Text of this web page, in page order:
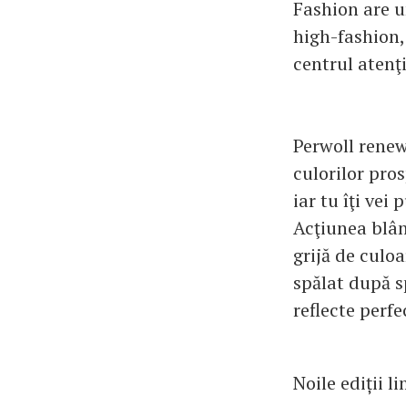
Fashion are
high-
centrul
Perwoll
culorilor
iar tu îţi vei
Acţiunea
grijă de
spălat după
reflecte
Noile ediții